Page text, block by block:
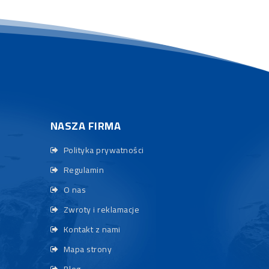
NASZA FIRMA
Polityka prywatności
Regulamin
O nas
Zwroty i reklamacje
Kontakt z nami
Mapa strony